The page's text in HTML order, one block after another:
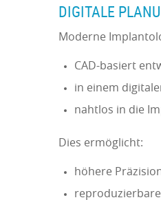
DIGITALE
Moderne
CAD-basiert
in einem
nahtlos in die
Dies ermöglicht:
höhere